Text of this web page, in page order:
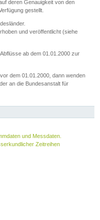
deren Genauigkeit von den
gestellt.
und veröffentlicht (siehe
ab dem 01.01.2000 zur
dem 01.01.2000, dann wenden
an die Bundesanstalt für
und Messdaten.
Zeitreihen